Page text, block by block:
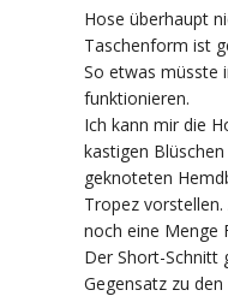
Hose überhaupt
Taschenform ist
So etwas müsste
funktionieren.
Ich kann mir die
kastigen
geknoteten
Tropez
noch eine Menge
Der Short-Schnitt
Gegensatz zu